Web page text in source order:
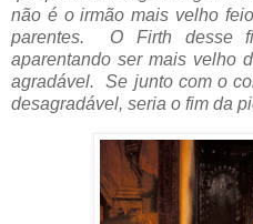
não é o irmão mais velho
parentes. O Firth desse
aparentando ser mais velho
agradável. Se junto com o
desagradável, seria o fim da